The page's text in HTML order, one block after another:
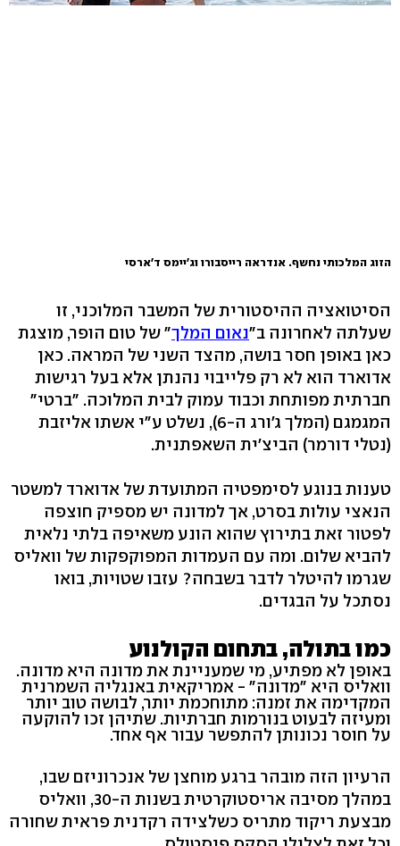
הזוג המלכותי נחשף. אנדראה רייסבורו וג'יימס ד'ארסי
הסיטואציה ההיסטורית של המשבר המלוכני, זו
שעלתה לאחרונה ב"נאום המלך" של טום הופר, מוצגת
כאן באופן חסר בושה, מהצד השני של המראה. כאן
אדוארד הוא לא רק פלייבוי נהנתן אלא בעל רגישות
חברתית מפותחת וכבוד עמוק לבית המלוכה. "ברטי"
המגמגם (המלך ג'ורג ה-6), נשלט ע"י אשתו אליזבת
(נטלי דורמר) הביצ'ית השאפתנית.
טענות בנוגע לסימפטיה המתועדת של אדוארד למשטר
הנאצי עולות בסרט, אך למדונה יש מספיק חוצפה
לפטור זאת בתירוץ שהוא הונע משאיפה בלתי נלאית
להביא שלום. ומה עם העמדות המפוקפקות של וואליס
שגרמו להיטלר לדבר בשבחה? עזבו שטויות, בואו
נסתכל על הבגדים.
כמו בתולה, בתחום הקולנוע
באופן לא מפתיע, מי שמעניינת את מדונה היא מדונה.
וואליס היא "מדונה" - אמריקאית באנגליה השמרנית
המקדימה את זמנה: מתוחכמת יותר, לבושה טוב יותר
ומעיזה לבעוט בנורמות חברתיות. שתיהן זכו להוקעה
על חוסר נכונותן להתפשר עבור אף אחד.
הרעיון הזה מובהר ברגע מוחצן של אנכרוניזם שבו,
במהלך מסיבה אריסטוקרטית בשנות ה-30, וואליס
מבצעת ריקוד מתריס כשלצידה רקדנית פראית שחורה